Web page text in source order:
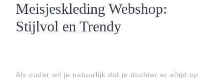
Meisjeskleding Webshop:
Stijlvol en Trendy
Als ouder wil je natuurlijk dat je dochter er altijd op